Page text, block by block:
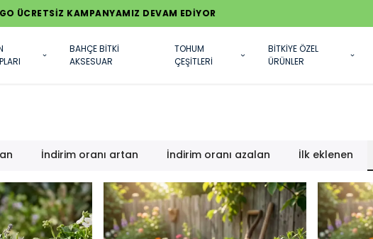
ÜCRETSİZ KAMPANYAMIZ DEVAM EDİYOR
BAHÇE BİTKİ
AKSESUAR
TOHUM
ÇEŞİTLERİ
BİTKİYE ÖZEL
ÜRÜNLER
İndirim oranı artan İndirim oranı azalan İlk eklenen